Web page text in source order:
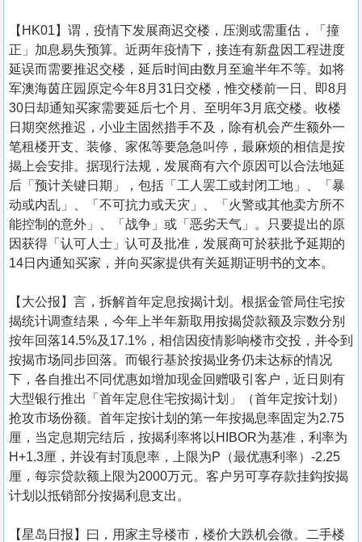
【HK01】谓，疫情下发展商迟交楼，压测或需重估，「撞
正」加息易失预算。近两年疫情下，接连有新盘因工程进度
延误而需要推迟交楼，延后时间由数月至逾半年不等。如将
军澳海茵庄园原定今年8月31日交楼，惟交楼前一日、即8月
30日却通知买家需要延后七个月、至明年3月底交楼。收楼
日期突然推迟，小业主固然措手不及，除有机会产生额外一
笔租楼开支、装修、家俬等要急急叫停，最麻烦的相信是按
揭上会安排。据现行法规，发展商有六个原因可以合法地延
后「预计关键日期」，包括「工人罢工或封闭工地」、「暴
动或内乱」、「不可抗力或天灾」、「火警或其他卖方所不
能控制的意外」、「战争」或「恶劣天气」。只要提出的原
因获得「认可人士」认可及批准，发展商可於获批予延期的
14日内通知买家，并向买家提供有关延期证明书的文本。
【大公报】言，拆解首年定息按揭计划。根据金管局住宅按
揭统计调查结果，今年上半年新取用按揭贷款额及宗数分别
按年回落14.5%及17.1%，相信因疫情影响楼市交投，并令到
按揭市场同步回落。而银行基於按揭业务仍未达标的情况
下，各自推出不同优惠如增加现金回赠吸引客户，近日则有
大型银行推出「首年定息住宅按揭计划」（首年定按计划）
抢攻市场份额。首年定按计划的第一年按揭息率固定为2.75
厘，当定息期完结后，按揭利率将以HIBOR为基准，利率为
H+1.3厘，并设有封顶息率，上限为P（最优惠利率）-2.25
厘，每宗贷款额上限为2000万元。客户另可享存款挂鈎按揭
计划以抵销部分按揭利息支出。
【星岛日报】曰，用家主导楼市，楼价大跌机会微。二手楼